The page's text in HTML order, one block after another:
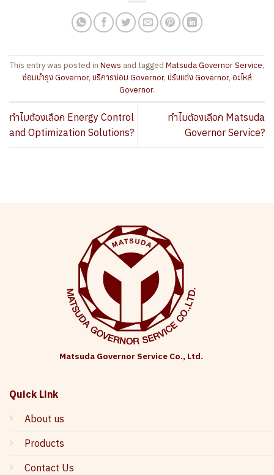
This entry was posted in News and tagged Matsuda Governor Service,
ซ่อมบำรุง Governor, บริการซ่อม Governor, ปรับแต่ง Governor, อะไหล่
Governor.
ทำไมต้องเลือก Energy Control
and Optimization Solutions?
ทำไมต้องเลือก Matsuda
Governor Service?
Matsuda Governor Service Co., Ltd.
Quick Link
About us
Products
Contact Us